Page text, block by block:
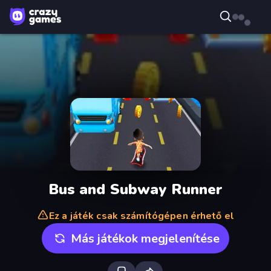
Bus and Subway Runner
Ez a játék csak számítógépen érhető el
Más játékok megjelenítése